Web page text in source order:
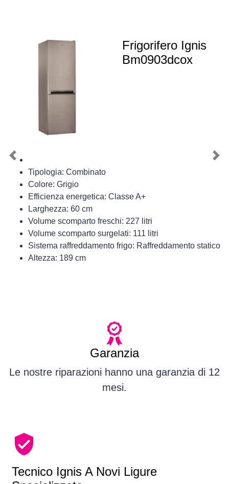
Frigorifero Ignis
Bm0903dcox
Tipologia: Combinato
Colore: Grigio
Efficienza energetica: Classe A+
Larghezza: 60 cm
Volume scomparto freschi: 227 litri
Volume scomparto surgelati: 111 litri
Sistema raffreddamento frigo: Raffreddamento statico
Altezza: 189 cm
Previous
Garanzia
Le nostre riparazioni hanno una garanzia di 12
mesi.
Tecnico Ignis A Novi Ligure